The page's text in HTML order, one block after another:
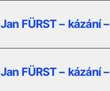
Jan FÜRST – kázání –
Jan FÜRST – kázání –